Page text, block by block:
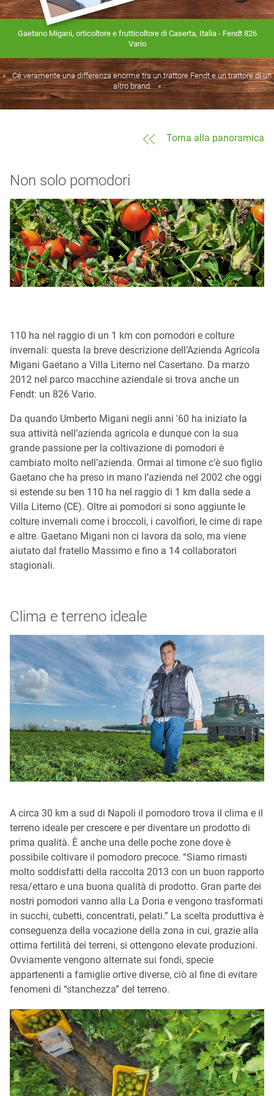
Gaetano Migani, orticoltore e frutticoltore di Caserta, Italia - Fendt 826
Vario
Cé veramente una differenza enorme tra un trattore Fendt e un trattore di un
altro brand.
Torna alla panoramica
Non solo pomodori
110 ha nel raggio di un 1 km con pomodori e colture
invernali: questa la breve descrizione dell’Azienda Agricola
Migani Gaetano a Villa Literno nel Casertano. Da marzo
2012 nel parco macchine aziendale si trova anche un
Fendt: un 826 Vario.
Da quando Umberto Migani negli anni '60 ha iniziato la
sua attività nell’azienda agricola e dunque con la sua
grande passione per la coltivazione di pomodori è
cambiato molto nell’azienda. Ormai al timone c’è suo figlio
Gaetano che ha preso in mano l’azienda nel 2002 che oggi
si estende su ben 110 ha nel raggio di 1 km dalla sede a
Villa Literno (CE). Oltre ai pomodori si sono aggiunte le
colture invernali come i broccoli, i cavolfiori, le cime di rape
e altre. Gaetano Migani non ci lavora da solo, ma viene
aiutato dal fratello Massimo e fino a 14 collaboratori
stagionali.
Clima e terreno ideale
A circa 30 km a sud di Napoli il pomodoro trova il clima e il
terreno ideale per crescere e per diventare un prodotto di
prima qualità. È anche una delle poche zone dove è
possibile coltivare il pomodoro precoce. “Siamo rimasti
molto soddisfatti della raccolta 2013 con un buon rapporto
resa/ettaro e una buona qualità di prodotto. Gran parte dei
nostri pomodori vanno alla La Doria e vengono trasformati
in succhi, cubetti, concentrati, pelati.” La scelta produttiva è
conseguenza della vocazione della zona in cui, grazie alla
ottima fertilità dei terreni, si ottengono elevate produzioni.
Ovviamente vengono alternate sui fondi, specie
appartenenti a famiglie ortive diverse, ciò al fine di evitare
fenomeni di “stanchezza” del terreno.